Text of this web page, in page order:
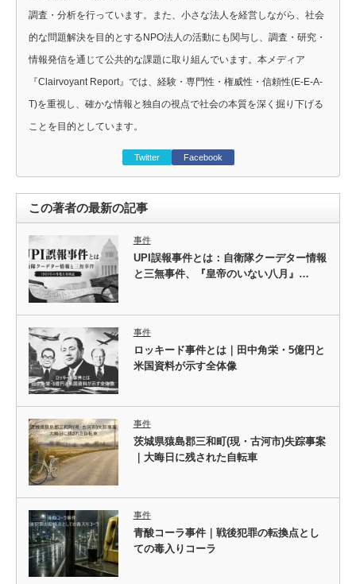
調査・分析を行っています。また、小さな法人を経営しながら、社会
的な問題解決を目的とするNPO法人の活動にも関与し、調査・研究・
情報発信を通じて公共的な課題に取り組んでいます。本メディア
『Clairvoyant Report』では、経験・専門性・権威性・信頼性(E-E-A-
T)を重視し、確かな情報と独自の視点で社会の本質を深く掘り下げる
ことを目的としています。
Twitter Facebook
この著者の最新の記事
事件
UPI誤報事件とは：自衛隊クーデター情報
と三無事件、『皇帝のいない八月』…
事件
ロッキード事件とは｜田中角栄・5億円と
米国資料が示す全体像
事件
茨城県猿島郡三和町(現・古河市)失踪事案
｜大晦日に残された自転車
事件
青酸コーラ事件｜戦後犯罪の転換点とし
ての毒入りコーラ